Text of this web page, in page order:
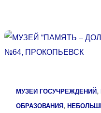
МУЗЕИ ГОСУЧРЕЖДЕНИЙ,
ОБРАЗОВАНИЯ,